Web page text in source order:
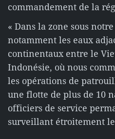
commandement de la
« Dans la zone sous
notamment les eaux
continentaux entre le
Indonésie, où nous
les opérations de
une flotte de plus de 10
officiers de service
surveillant étroitement